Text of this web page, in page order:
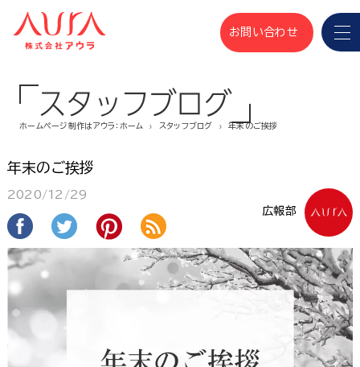
お問い合わせ
スタッフブログ
ホームページ制作はアウラ：ホーム スタッフブログ 年末のご挨拶
年末のご挨拶
広報部
2020/12/29